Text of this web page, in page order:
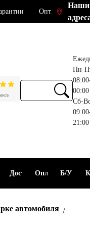
Опт
Наши
Пн-
00:00
Сб-
21:00
ДоставкаОплата Б/У
автомобиля